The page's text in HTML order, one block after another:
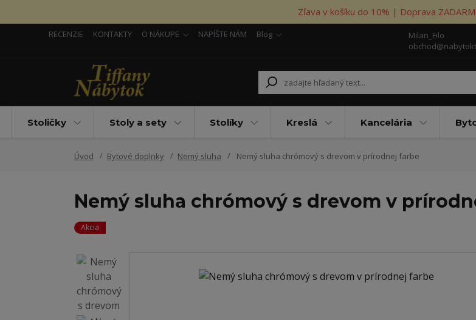
Zľava v košíku do 10% | Doprava
RECENZIE KONTAKTY O NÁKUPE NAPÍŠTE NÁM
Blog
Milan_Filo
Stoličky Stoly a sety Stolíky Kreslá Kancelária
Úvod Bytové doplnky Nemý sluha Nemý sluha chrómový s drevom v prírodnej farbe
Nemý sluha chrómový s drevom v
Akcia